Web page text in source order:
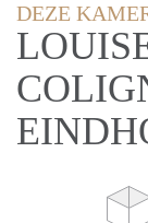
DEZE